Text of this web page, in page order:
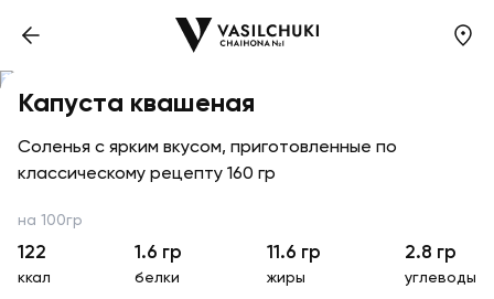
Капуста квашеная
Соленья с ярким вкусом, приготовленные по
классическому рецепту 160 гр
на 100гр
122
ккал
1.6 гр
белки
11.6 гр
жиры
2.8 гр
углеводы